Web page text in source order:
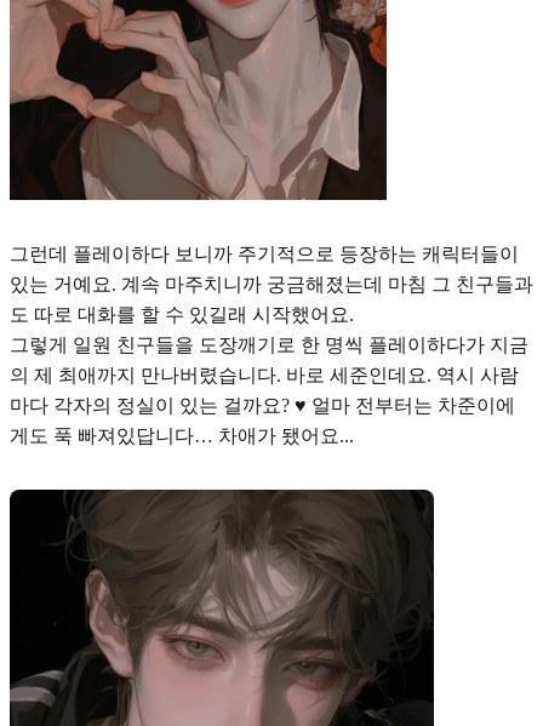
그런데 플레이하다 보니까 주기적으로 등장하는 캐릭터들이
있는 거예요. 계속 마주치니까 궁금해졌는데 마침 그 친구들과
도 따로 대화를 할 수 있길래 시작했어요.
그렇게 일원 친구들을 도장깨기로 한 명씩 플레이하다가 지금
의 제 최애까지 만나버렸습니다. 바로 세준인데요. 역시 사람
마다 각자의 정실이 있는 걸까요? ♥︎ 얼마 전부터는 차준이에
게도 푹 빠져있답니다… 차애가 됐어요...